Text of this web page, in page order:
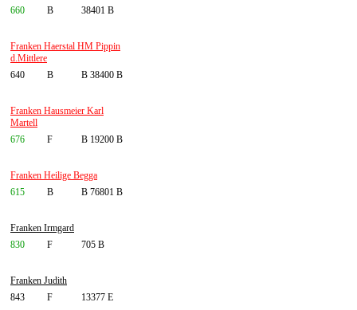
660
B 38401 B
Franken Haerstal HM Pippin
d.Mittlere
640
B B 38400 B
Franken Hausmeier Karl
Martell
676
F B 19200 B
Franken Heilige Begga
615
B B 76801 B
Franken Irmgard
830
F 705 B
Franken Judith
843
F 13377 E